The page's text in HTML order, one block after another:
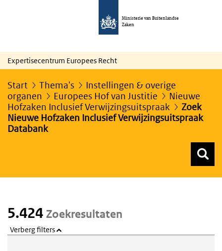
Ministerie van Buitenlandse
Zaken
Expertisecentrum Europees Recht
Start Thema's
Instellingen & overige
organen
Europees Hof van Justitie
Nieuwe
Hofzaken Inclusief Verwijzingsuitspraak
Zoek
Nieuwe Hofzaken Inclusief Verwijzingsuitspraak
Databank
5.424 Zoekresultaten
Verberg filters